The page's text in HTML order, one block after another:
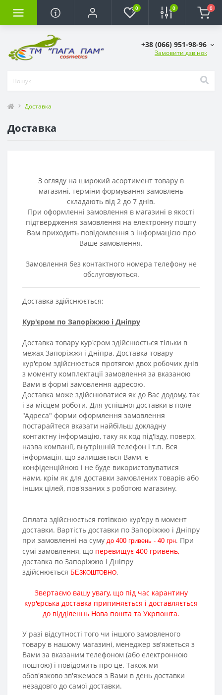
0 0 0
+38 (066) 951-98-96
Замовити дзвінок
Доставка
Доставка
З огляду на широкий асортимент товару в
магазині, терміни формування замовлень
складають від 2 до 7 днів.
При оформленні замовлення в магазині в якості
підтвердження замовлення на електронну пошту
Вам приходить повідомлення з інформацією про
Ваше замовлення.
Замовлення без контактного номера телефону не
обслуговуються.
Доставка здійснюється:
Кур'єром по Запоріжжю і Дніпру
Доставка товару кур'єром здійснюється тільки в
межах Запоріжжя і Дніпра. Доставка товару
кур'єром здійснюється протягом двох робочих днів
з моменту комплектації замовлення за вказаною
Вами в формі замовлення адресою.
Доставка може здійснюватися як до Вас додому, так
і за місцем роботи. Для успішної доставки в поле
"Адреса" форми оформлення замовлення
постарайтеся вказати найбільш докладну
контактну інформацію, таку як код під'їзду, поверх,
назва компанії, внутрішній телефон і т.п. Вся
інформація, що залишається Вами, є
конфіденційною і не буде використовуватися
нами, крім як для доставки замовлених товарів або
інших цілей, пов'язаних з роботою магазину.
Оплата здійснюється готівкою кур'єру в момент
доставки. Вартість доставки по Запоріжжю і Дніпру
при замовленні на суму до 400 гривень - 40 грн. При
сумі замовлення, що перевищує 400 гривень,
доставка по Запоріжжю і Дніпру
здійснюється БЕЗКОШТОВНО.
Звертаємо вашу увагу, що під час карантину
кур'єрська доставка припиняється і доставляється
до відділеннь Нова пошта та Укрпошта.
У разі відсутності того чи іншого замовленого
товару в нашому магазині, менеджер зв'яжеться з
Вами за вказаним телефоном (або електронною
поштою) і повідомить про це. Також ми
обов'язково зв'яжемося з Вами в день доставки
незадовго до самої доставки.